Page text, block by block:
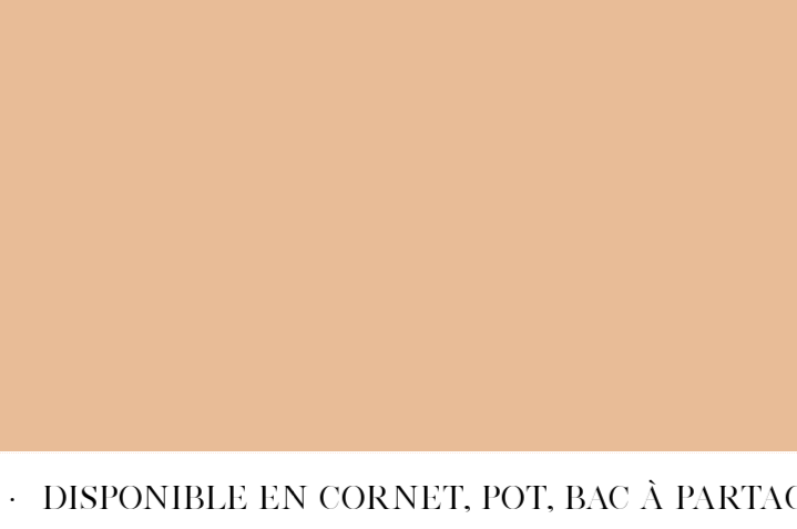
DISPONIBLE EN CORNET, POT, BAC À